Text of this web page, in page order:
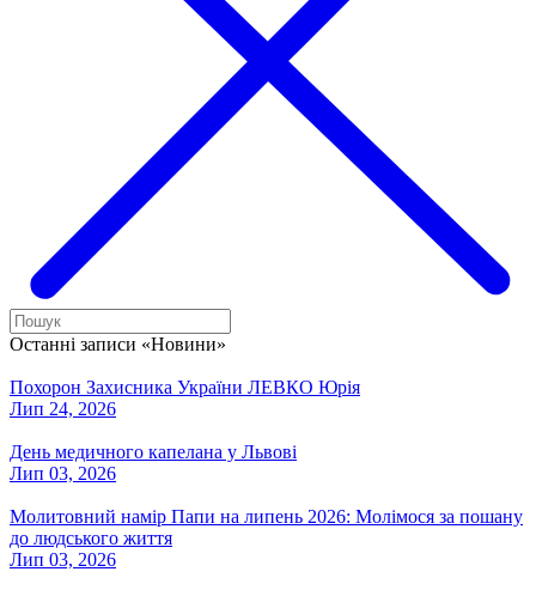
Останні записи «Новини»
Похорон Захисника України ЛЕВКО Юрія
Лип 24, 2026
День медичного капелана у Львові
Лип 03, 2026
Молитовний намір Папи на липень 2026: Молімося за пошану
до людського життя
Лип 03, 2026